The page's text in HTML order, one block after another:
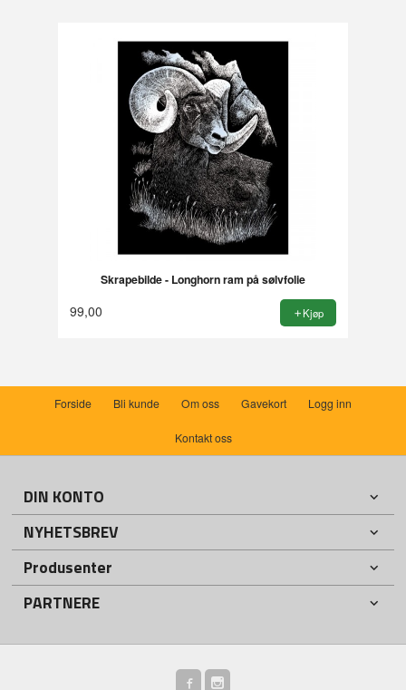
Skrapebilde - Longhorn ram på sølvfolie
99,00 Kjøp
Forside Bli kunde Om oss Gavekort Logg inn
Kontakt oss
DIN KONTO
NYHETSBREV
Produsenter
PARTNERE